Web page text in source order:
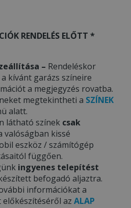
RENDELÉS ELŐTT *
– Rendeléskor
kívánt garázs színeire
a megjegyzés rovatba.
megtekintheti a SZÍNEK
alatt.
látható színek csak
valóságban kissé
eszköz / számítógép
függően.
ingyenes telepítést
befogadó aljaztra.
információkat a
az ALAP